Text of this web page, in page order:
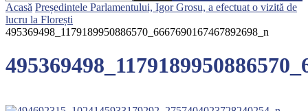
Acasă Președintele Parlamentului, Igor Grosu, a efectuat o vizită de
lucru la Florești
495369498_1179189950886570_6667690167467892698_n